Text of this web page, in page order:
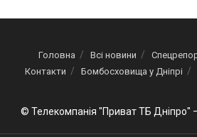
Головна Всі новини
Контакти
Бомбосховища у Дніпрі
© Телекомпанія "Приват ТБ Дніпро"